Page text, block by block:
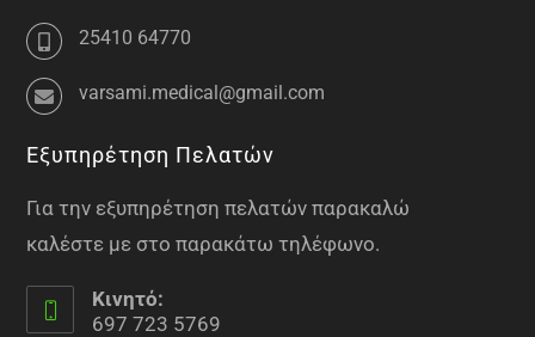
25410 64770
varsami.medical@gmail.com
Εξυπηρέτηση Πελατών
Για την εξυπηρέτηση πελατών παρακαλώ
καλέστε με στο παρακάτω τηλέφωνο.
Κινητό:
697 723 5769